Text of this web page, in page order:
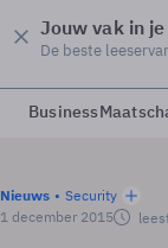
Jouw vak in
De beste
Business
Nieuws
Security
1 december 2015